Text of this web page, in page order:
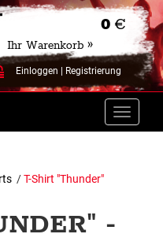
0 €
Ihr Warenkorb »
Einloggen Registrierung
Toggle
/T-Shirt "Thunder"
-